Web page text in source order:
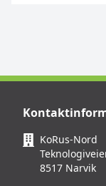
KoRus-Nord
8517 Narvik